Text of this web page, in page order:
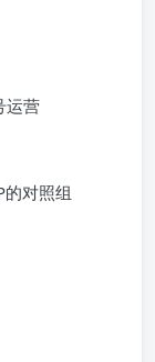
运营
对照组